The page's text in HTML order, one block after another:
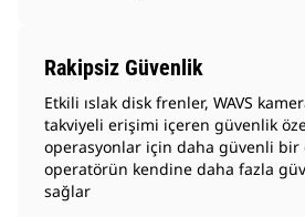
Rakipsiz Güvenlik
Etkili ıslak disk frenler, WAVS
takviyeli erişimi içeren güvenlik
operasyonlar için daha güvenli bir
operatörün kendine daha fazla
sağlar